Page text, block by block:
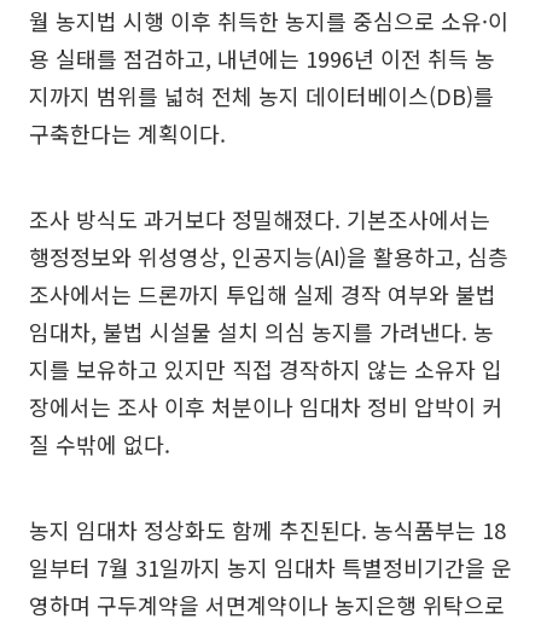
월 농지법 시행 이후 취득한 농지를 중심으로 소유·이
용 실태를 점검하고, 내년에는 1996년 이전 취득 농
지까지 범위를 넓혀 전체 농지 데이터베이스(DB)를
구축한다는 계획이다.
조사 방식도 과거보다 정밀해졌다. 기본조사에서는
행정정보와 위성영상, 인공지능(AI)을 활용하고, 심층
조사에서는 드론까지 투입해 실제 경작 여부와 불법
임대차, 불법 시설물 설치 의심 농지를 가려낸다. 농
지를 보유하고 있지만 직접 경작하지 않는 소유자 입
장에서는 조사 이후 처분이나 임대차 정비 압박이 커
질 수밖에 없다.
농지 임대차 정상화도 함께 추진된다. 농식품부는 18
일부터 7월 31일까지 농지 임대차 특별정비기간을 운
영하며 구두계약을 서면계약이나 농지은행 위탁으로